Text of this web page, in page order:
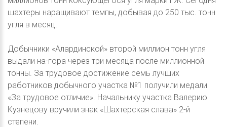
шахтеры наращивают темпы, добывая до 250 тыс. тонн
угля в месяц.
Добычники «Алардинской» второй миллион тонн угля
выдали на-гора через три месяца после миллионной
тонны. За трудовое достижение семь лучших
работников добычного участка №1 получили медали
«За трудовое отличие». Начальнику участка Валерию
Кузнецову вручили знак «Шахтерская слава» 2-й
степени.